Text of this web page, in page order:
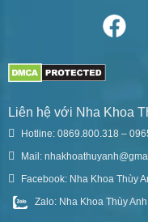
Liên hệ với Nha Khoa
Hotline: 0869.800.318 –
Mail:
Facebook: Nha Khoa Thùy
Zalo: Nha Khoa Thùy Anh